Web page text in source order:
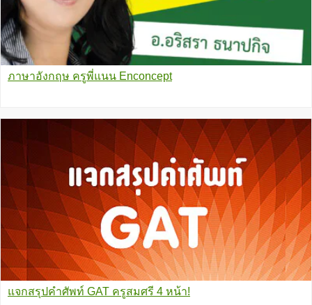
ภาษาอังกฤษ ครูพี่แนน Enconcept
แจกสรุปคำศัพท์ GAT ครูสมศรี 4 หน้า!